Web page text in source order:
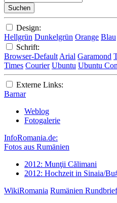
Design:
Hellgrün Dunkelgrün Orange Blau
Schrift:
Browser-Default Arial Garamond
Times Courier Ubuntu Ubuntu
Externe Links:
Barnar
Weblog
Fotogalerie
InfoRomania.de:
Fotos aus Rumänien
2012: Munţii Călimani
2012: Hochzeit in Sinaia/
WikiRomania Rumänien Rundbrief